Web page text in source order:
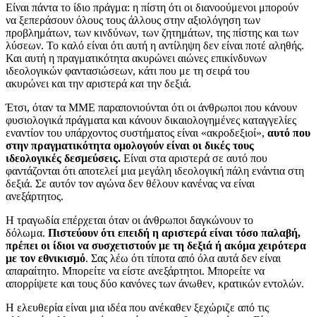
Είναι πάντα το ίδιο πράγμα: η πίστη ότι οι διανοούμενοι μπορούν
να ξεπεράσουν όλους τους άλλους στην αξιολόγηση των
προβλημάτων, των κινδύνων, των ζητημάτων, της πίστης και των
λύσεων. Το καλό είναι ότι αυτή η αντίληψη δεν είναι ποτέ αληθής.
Και αυτή η πραγματικότητα ακυρώνει αιώνες επικίνδυνων
ιδεολογικών φαντασιώσεων, κάτι που με τη σειρά του
ακυρώνει και την αριστερά και την δεξιά.
Έτσι, όταν τα ΜΜΕ παραπονιούνται ότι οι άνθρωποι που κάνουν
φυσιολογικά πράγματα και κάνουν δικαιολογημένες καταγγελίες
εναντίον του υπάρχοντος συστήματος είναι «ακροδεξιοί», αυτό που
στην πραγματικότητα ομολογούν είναι οι δικές τους
ιδεολογικές δεσμεύσεις. Είναι στα αριστερά σε αυτό που
φαντάζονται ότι αποτελεί μια μεγάλη ιδεολογική πάλη ενάντια στη
δεξιά. Σε αυτόν τον αγώνα δεν θέλουν κανένας να είναι
ανεξάρτητος.
Η τραγωδία επέρχεται όταν οι άνθρωποι δαγκώνουν το
δόλωμα. Πιστεύουν ότι επειδή η αριστερά είναι τόσο παλαβή,
πρέπει οι ίδιοι να συσχετιστούν με τη δεξιά ή ακόμα χειρότερα
με τον εθνικισμό. Σας λέω ότι τίποτα από όλα αυτά δεν είναι
απαραίτητο. Μπορείτε να είστε ανεξάρτητοι. Μπορείτε να
απορρίψετε και τους δύο κανόνες των άνωθεν, κρατικών εντολών.
Η ελευθερία είναι μια ιδέα που ανέκαθεν ξεχώριζε από τις